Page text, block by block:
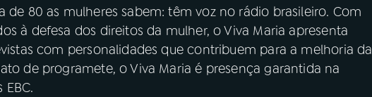
de 80 as mulheres sabem: têm voz no rádio brasileiro. Com
à defesa dos direitos da mulher, o Viva Maria apresenta
com personalidades que contribuem para a melhoria da
de programete, o Viva Maria é presença garantida na